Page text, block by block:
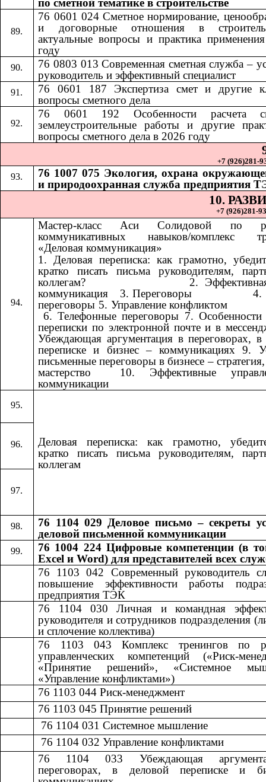
76 0601 024 Сметное нормирование,
и договорные отношения в
актуальные вопросы и практика
году
76 0803 013 Современная сметная служба –
руководитель и эффективный специалист
76 0601 187 Экспертиза смет и другие
вопросы сметного дела
76 0601 192 ​​Особенности расчета
землеустроительные работы и другие
вопросы сметного дела в 2026 году
+7 (926)281-
76 1007 075 Экология, охрана
и природоохранная служба предприятия
10.
+7 (926)281-
Мастер-класс Аси Солидовой по
коммуникативных навыков/комплекс
«Деловая коммуникация»
1. Деловая переписка: как грамотно,
кратко писать письма руководителям,
коллегам? ​​ ​​ ​​ ​​ ​​ ​​ ​​ ​​ ​​ ​​ ​​ ​​ ​​ ​​ ​​​​ 2. Эффективная
коммуникация ​​​​ 3. Переговоры ​​ ​​ ​​ ​​ ​​ ​​ ​​ ​​ ​​ ​​ ​​ ​​ ​​ ​​​​ 4.
переговоры 5. Управление конфликтом
6. Телефонные переговоры 7. Особенности
переписки по электронной почте и в
Убеждающая аргументация в переговорах, в
переписке и бизнес – коммуникациях 9.
письменные переговоры в бизнесе – стратегия,
мастерство ​​ 10. Эффективные
коммуникации​​
Деловая переписка: как грамотно,
кратко писать письма руководителям,
коллегам
76 1104 029 Деловое письмо – секреты
деловой письменной коммуникации
76 1004 224 Цифровые компетенции (в
Excel и Word) для представителей всех
76 1103 042
Современный руководитель
повышение эффективности работы
предприятия ТЭК
76 1104 030 ​​Личная и командная
руководителя и сотрудников подразделения
и сплочение коллектива)
76 1103 043 ​​Комплекс тренингов по
управленческих компетенций («Риск-
«Принятие решений», «Системное
«Управление конфликтами»)
76 1103 044 ​​Риск-менеджмент​​
76 1103 045 ​​Принятие решений​​
​​ 76 1104 031 ​​Системное мышление​​
​​ 76 1104 032 ​​Управление конфликтами​​
76 1104 033
Убеждающая
переговорах, в деловой переписке и